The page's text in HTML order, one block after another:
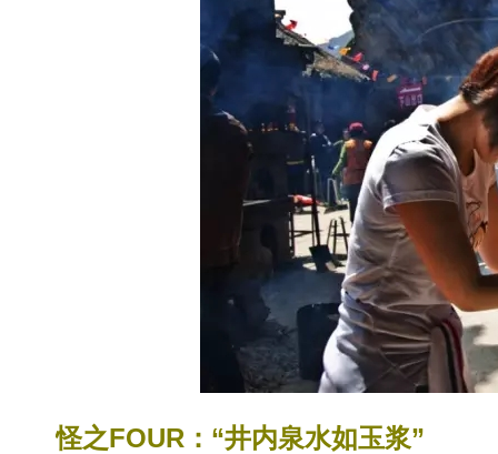
怪之FOUR：“井内泉水如玉浆”